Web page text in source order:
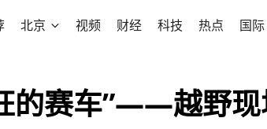
北京 视频 财经 科技 热点 国际
的赛车”——越野现